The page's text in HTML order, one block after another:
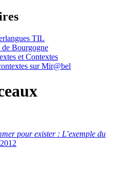
pour exister : L’exemple du